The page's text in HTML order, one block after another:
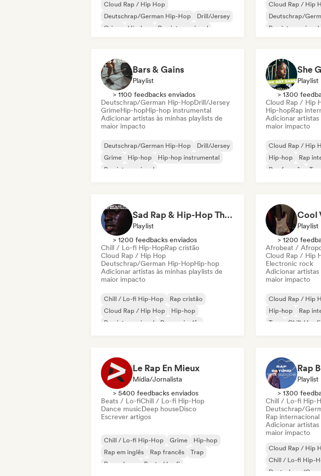
Cloud Rap / Hip Hop
Deutschrap/German Hip-Hop
Drill/Jersey
Grime
Hip-hop
Rap internacional
Cloud Rap / Hip
Deutschrap/
Rap internacional
Bars & Gains
Playlist
> 1100 feedbacks enviados
Deutschrap/German Hip-HopDrill/Jersey
GrimeHip-hopHip-hop instrumental
Adicionar artistas às minhas playlists de
maior impacto
Deutschrap/German Hip-Hop
Drill/Jersey
Grime
Hip-hop
Hip-hop instrumental
Rap internacional
She
Playlist
> 1300
Cloud Rap / Hip
Hip-hopRap
Adicionar artistas
maior impacto
Cloud Rap / Hip
Hip-hop
Rap
Rap francês
Trap
Sad Rap & Hip-Hop That Makes You Cry
Playlist
> 1200 feedbacks enviados
Chill / Lo-fi Hip-HopRap cristão
Cloud Rap / Hip Hop
Deutschrap/German Hip-HopHip-hop
Adicionar artistas às minhas playlists de
maior impacto
Chill / Lo-fi Hip-Hop
Rap cristão
Cloud Rap / Hip Hop
Hip-hop
Rap internacional
Rap em inglês
Cool
Playlist
> 1200
Afrobeat /
Cloud Rap / Hip
Electronic rock
Adicionar artistas
maior impacto
Cloud Rap / Hip
Hip-hop
Rap
Trap
Chill / Lo-fi
Le Rap En Mieux
Mídia/Jornalista
> 5400 feedbacks enviados
Beats / Lo-fiChill / Lo-fi Hip-Hop
Dance musicDeep houseDisco
Escrever artigos
Chill / Lo-fi Hip-Hop Grime
Hip-hop
Rap em inglês
Rap francês
Trap
Pop urbano
Beats / Lo-fi
Rap
Playlist
> 1300
Chill / Lo-fi Hip-
Deutschrap/
Rap internacional
Adicionar artistas
maior impacto
Cloud Rap / Hip
Chill / Lo-fi Hip-
Deutschrap/